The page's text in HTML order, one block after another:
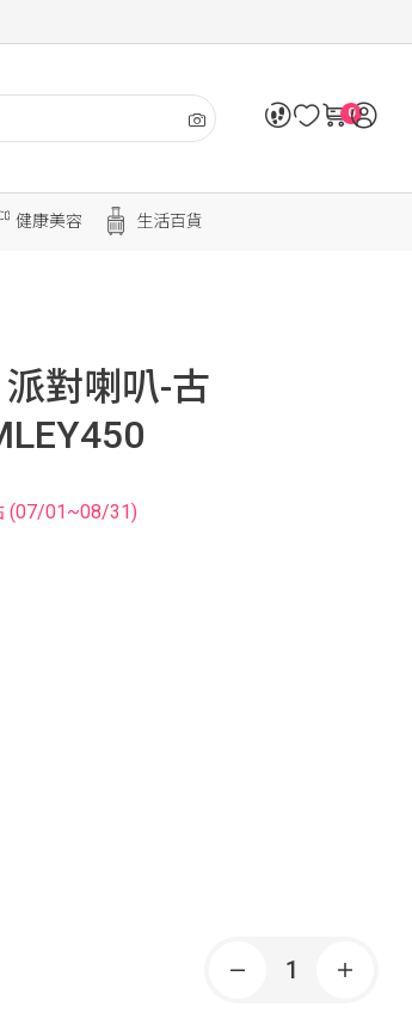
0
健康美容 生活百貨
對喇叭-古
(07/01~08/31)